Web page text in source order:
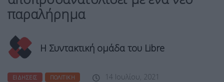
παραλήρημα
Η Συντακτική ομάδα του Libre
ΕΙΔΉΣΕΙΣ ΠΟΛΙΤΙΚΉ 14 Ιουλίου, 2021